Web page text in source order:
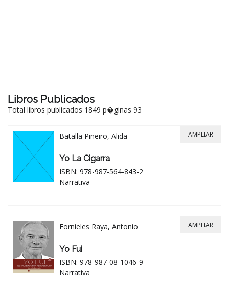
Libros Publicados
Total libros publicados 1849 p�ginas 93
Batalla Piñeiro, Alida
Yo La Cigarra
ISBN: 978-987-564-843-2
Narrativa
AMPLIAR
Fornieles Raya, Antonio
Yo Fui
ISBN: 978-987-08-1046-9
Narrativa
AMPLIAR